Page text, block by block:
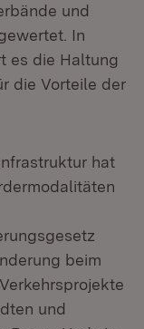
und
In
Fenster)
es die Haltung
die Vorteile der
hat
beim
und